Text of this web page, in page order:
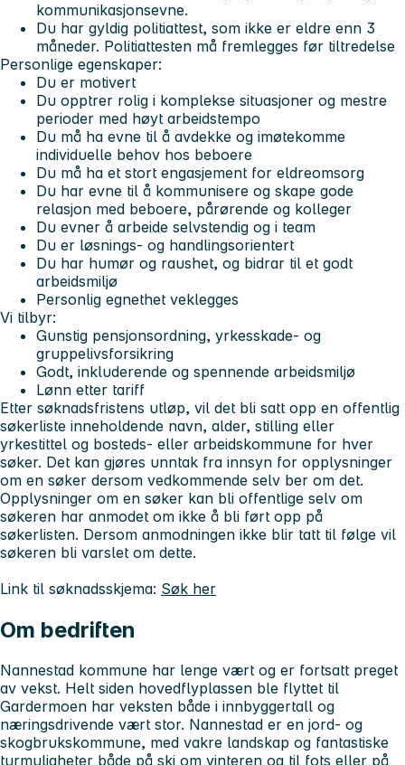
kommunikasjonsevne.
Du har gyldig politiattest, som ikke er eldre enn 3
måneder. Politiattesten må fremlegges før tiltredelse
Personlige egenskaper:
Du er motivert
Du opptrer rolig i komplekse situasjoner og mestre
perioder med høyt arbeidstempo
Du må ha evne til å avdekke og imøtekomme
individuelle behov hos beboere
Du må ha et stort engasjement for eldreomsorg
Du har evne til å kommunisere og skape gode
relasjon med beboere, pårørende og kolleger
Du evner å arbeide selvstendig og i team
Du er løsnings- og handlingsorientert
Du har humør og raushet, og bidrar til et godt
arbeidsmiljø
Personlig egnethet veklegges
Vi tilbyr:
Gunstig pensjonsordning, yrkesskade- og
gruppelivsforsikring
Godt, inkluderende og spennende arbeidsmiljø
Lønn etter tariff
Etter søknadsfristens utløp, vil det bli satt opp en offentlig
søkerliste inneholdende navn, alder, stilling eller
yrkestittel og bosteds- eller arbeidskommune for hver
søker. Det kan gjøres unntak fra innsyn for opplysninger
om en søker dersom vedkommende selv ber om det.
Opplysninger om en søker kan bli offentlige selv om
søkeren har anmodet om ikke å bli ført opp på
søkerlisten. Dersom anmodningen ikke blir tatt til følge vil
søkeren bli varslet om dette.
Link til søknadsskjema: Søk her
Om bedriften
Nannestad kommune har lenge vært og er fortsatt preget
av vekst. Helt siden hovedflyplassen ble flyttet til
Gardermoen har veksten både i innbyggertall og
næringsdrivende vært stor. Nannestad er en jord- og
skogbrukskommune, med vakre landskap og fantastiske
turmuligheter både på ski om vinteren og til fots eller på